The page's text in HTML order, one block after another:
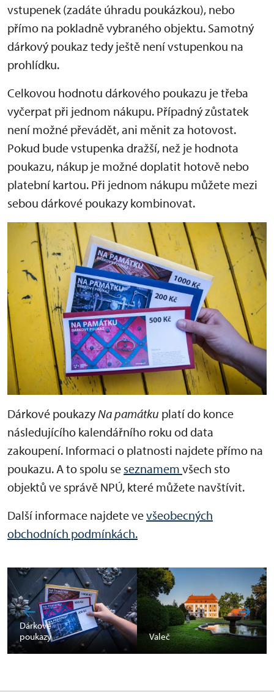
vstupenek (zadáte úhradu poukázkou), nebo
přímo na pokladně vybraného objektu. Samotný
dárkový poukaz tedy ještě není vstupenkou na
prohlídku.
Celkovou hodnotu dárkového poukazu je třeba
vyčerpat při jednom nákupu. Případný zůstatek
není možné převádět, ani měnit za hotovost.
Pokud bude vstupenka dražší, než je hodnota
poukazu, nákup je možné doplatit hotově nebo
platební kartou. Při jednom nákupu můžete mezi
sebou dárkové poukazy kombinovat.
Dárkové poukazyNa památku platí do konce
následujícího kalendářního roku od data
zakoupení. Informaci o platnosti najdete přímo na
poukazu. A to spolu se seznamem všech sto
objektů ve správě NPÚ, které můžete navštívit.
Další informace najdete vevšeobecných
obchodních podmínkách.
Dárkové
poukazy
Valeč